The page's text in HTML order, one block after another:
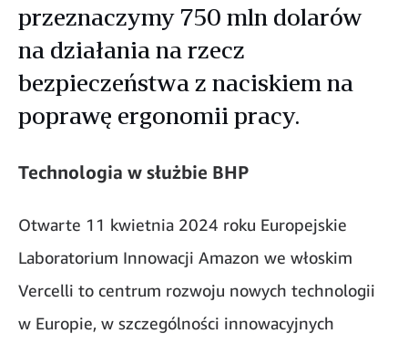
przeznaczymy 750 mln dolarów
na działania na rzecz
bezpieczeństwa z naciskiem na
poprawę ergonomii pracy.
Technologia w służbie BHP
Otwarte 11 kwietnia 2024 roku Europejskie
Laboratorium Innowacji Amazon we włoskim
Vercelli to centrum rozwoju nowych technologii
w Europie, w szczególności innowacyjnych